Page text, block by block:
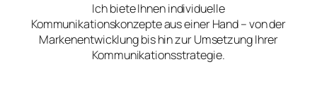
Ich biete Ihnen individuelle
Kommunikationskonzepte aus einer Hand – von der
Markenentwicklung bis hin zur Umsetzung Ihrer
Kommunikationsstrategie.